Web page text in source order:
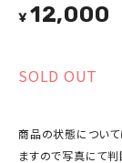
¥12,000
SOLD OUT
商品の状態につい
ますので写真にて